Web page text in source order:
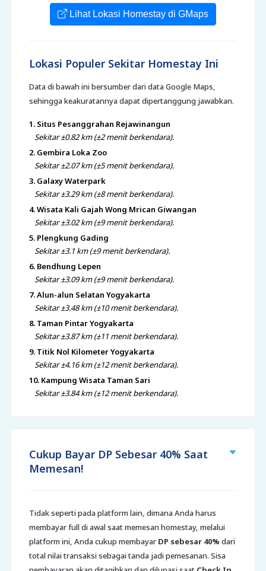
Lihat Lokasi Homestay di GMaps
Lokasi Populer Sekitar Homestay Ini
Data di bawah ini bersumber dari data Google Maps,
sehingga keakuratannya dapat dipertanggung jawabkan.
1. Situs Pesanggrahan Rejawinangun
Sekitar ±0.82 km (±2 menit berkendara).
2. Gembira Loka Zoo
Sekitar ±2.07 km (±5 menit berkendara).
3. Galaxy Waterpark
Sekitar ±3.29 km (±8 menit berkendara).
4. Wisata Kali Gajah Wong Mrican Giwangan
Sekitar ±3.02 km (±9 menit berkendara).
5. Plengkung Gading
Sekitar ±3.1 km (±9 menit berkendara).
6. Bendhung Lepen
Sekitar ±3.09 km (±9 menit berkendara).
7. Alun-alun Selatan Yogyakarta
Sekitar ±3.48 km (±10 menit berkendara).
8. Taman Pintar Yogyakarta
Sekitar ±3.87 km (±11 menit berkendara).
9. Titik Nol Kilometer Yogyakarta
Sekitar ±4.16 km (±12 menit berkendara).
10. Kampung Wisata Taman Sari
Sekitar ±3.84 km (±12 menit berkendara).
Cukup Bayar DP Sebesar 40% Saat
Memesan!
Tidak seperti pada platform lain, dimana Anda harus
membayar full di awal saat memesan homestay, melalui
platform ini, Anda cukup membayar DP sebesar 40% dari
total nilai transaksi sebagai tanda jadi pemesanan. Sisa